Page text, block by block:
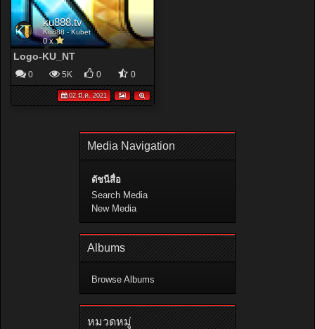
ku888.tv
Ku888 - Kubet
0 x
Logo-KU_NT
0 5K 0 0
02 มี.ค. 2021
Media Navigation
ดัชนีสื่อ
Search Media
New Media
Albums
Browse Albums
หมวดหมู่